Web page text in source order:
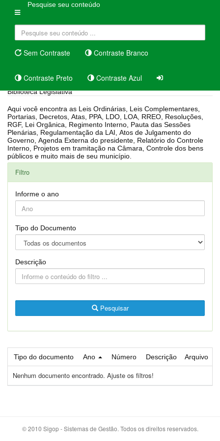
Pesquise seu conteúdo
Sem Contraste Contraste Branco
Contraste Preto Contraste Azul
Biblioteca Legislativa
Aqui você encontra as Leis Ordinárias, Leis Complementares,
Portarias, Decretos, Atas, PPA, LDO, LOA, RREO, Resoluções,
RGF, Lei Orgânica, Regimento Interno, Pauta das Sessões
Plenárias, Regulamentação da LAI, Atos de Julgamento do
Governo, Agenda Externa do presidente, Relatório do Controle
Interno, Projetos em tramitação na Câmara, Controle dos bens
públicos e muito mais de seu município.
Filtro
Informe o ano
Tipo do Documento
Descrição
Pesquisar
Tipo do documento Ano Número Descrição Arquivo
Nenhum documento encontrado. Ajuste os filtros!
© 2010 Sigop - Sistemas de Gestão. Todos os direitos reservados.